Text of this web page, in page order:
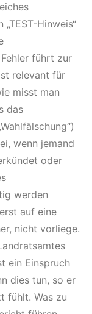
Hinweis“
führt zur
relevant für
misst man
das
wenn jemand
oder
werden
auf eine
nicht vorliege.
ein Einspruch
dies tun, so er
fühlt. Was zu